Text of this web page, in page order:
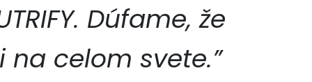
Dúfame, že
celom svete.”